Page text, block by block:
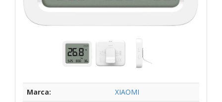
Marca:
XIAOMI